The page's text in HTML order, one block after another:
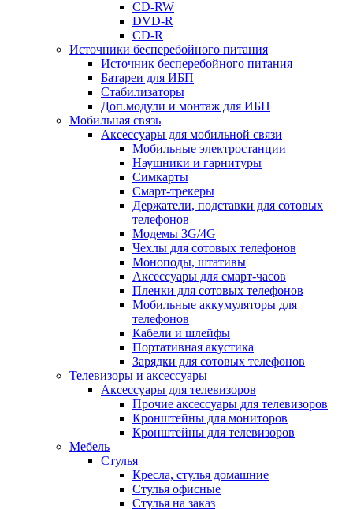
CD-RW
DVD-R
CD-R
Источники бесперебойного питания
Источник бесперебойного питания
Батареи для ИБП
Стабилизаторы
Доп.модули и монтаж для ИБП
Мобильная связь
Аксессуары для мобильной связи
Мобильные электростанции
Наушники и гарнитуры
Симкарты
Смарт-трекеры
Держатели, подставки для сотовых
телефонов
Модемы 3G/4G
Чехлы для сотовых телефонов
Моноподы, штативы
Аксессуары для смарт-часов
Пленки для сотовых телефонов
Мобильные аккумуляторы для
телефонов
Кабели и шлейфы
Портативная акустика
Зарядки для сотовых телефонов
Телевизоры и аксессуары
Аксессуары для телевизоров
Прочие аксессуары для телевизоров
Кронштейны для мониторов
Кронштейны для телевизоров
Мебель
Стулья
Кресла, стулья домашние
Стулья офисные
Стулья на заказ